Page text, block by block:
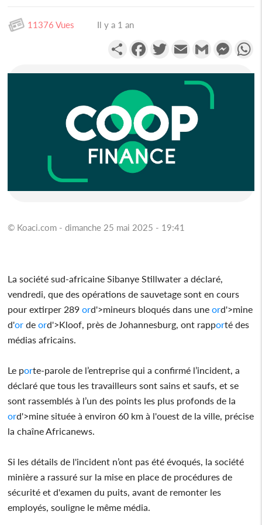
11376 Vues Il y a 1 an
PartagerFacebookTwitterEmail Gmail
© Koaci.com - dimanche 25 mai 2025 - 19:41
La société sud-africaine Sibanye Stillwater a déclaré,
vendredi, que des opérations de sauvetage sont en cours
pour extirper 289ord'>mineurs bloqués dans uneord'>mine
d'or deord'>Kloof, près de Johannesburg, ont rapporté des
médias africains.
Le porte-parole de l’entreprise qui a confirmé l’incident, a
déclaré que tous les travailleurs sont sains et saufs, et se
sont rassemblés à l’un des points les plus profonds de la
ord'>mine située à environ 60 km à l'ouest de la ville, précise
la chaîne Africanews.
Si les détails de l'incident n’ont pas été évoqués, la société
minière a rassuré sur la mise en place de procédures de
sécurité et d'examen du puits, avant de remonter les
employés, souligne le même média.